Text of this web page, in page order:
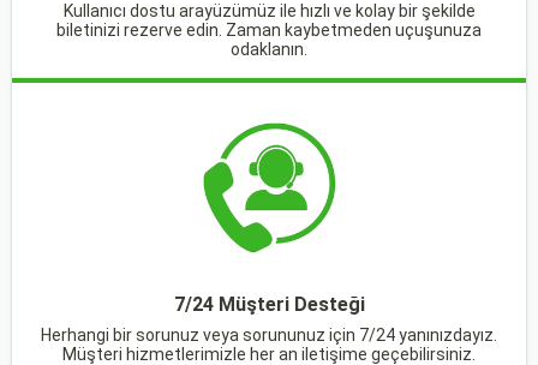
Kullanıcı dostu arayüzümüz ile hızlı ve kolay bir şekilde
biletinizi rezerve edin. Zaman kaybetmeden uçuşunuza
odaklanın.
7/24 Müşteri Desteği
Herhangi bir sorunuz veya sorununuz için 7/24 yanınızdayız.
Müşteri hizmetlerimizle her an iletişime geçebilirsiniz.